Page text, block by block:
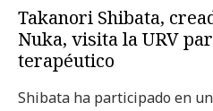
Takanori Shibata,
Nuka, visita la URV
terapéutico
Shibata ha participado en